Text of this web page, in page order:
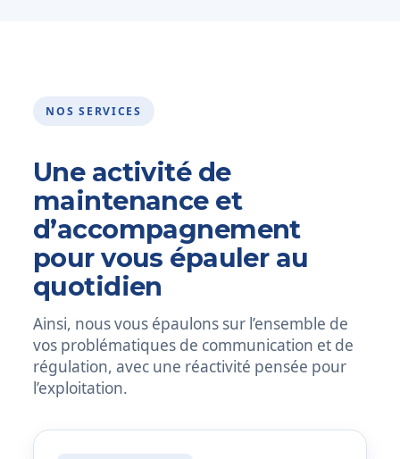
NOS SERVICES
Une activité de
maintenance et
d’accompagnement
pour vous épauler au
quotidien
Ainsi, nous vous épaulons sur l’ensemble de
vos problématiques de communication et de
régulation, avec une réactivité pensée pour
l’exploitation.